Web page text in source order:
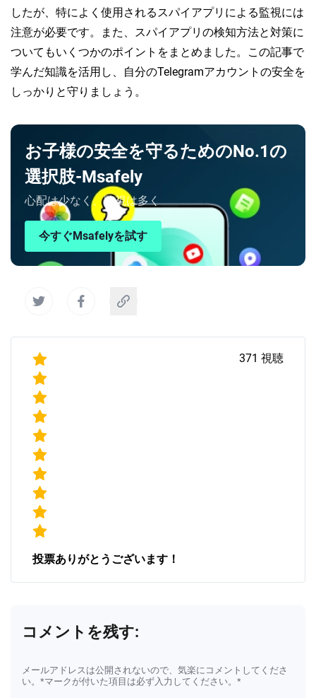
したが、特によく使用されるスパイアプリによる監視には
注意が必要です。また、スパイアプリの検知方法と対策に
ついてもいくつかのポイントをまとめました。この記事で
学んだ知識を活用し、自分のTelegramアカウントの安全を
しっかりと守りましょう。
お子様の安全を守るためのNo.1の
選択肢-Msafely
心配は少なく、監視は多く
今すぐMsafelyを試す
371 視聴
投票ありがとうございます！
コメントを残す:
メールアドレスは公開されないので、気楽にコメントしてくださ
い。*マークが付いた項目は必ず入力してください。*